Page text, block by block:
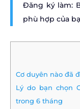
Đăng ký làm:
phù hợp của
Cơ duyên nào đã
Lý do bạn chọn
trong 6 tháng